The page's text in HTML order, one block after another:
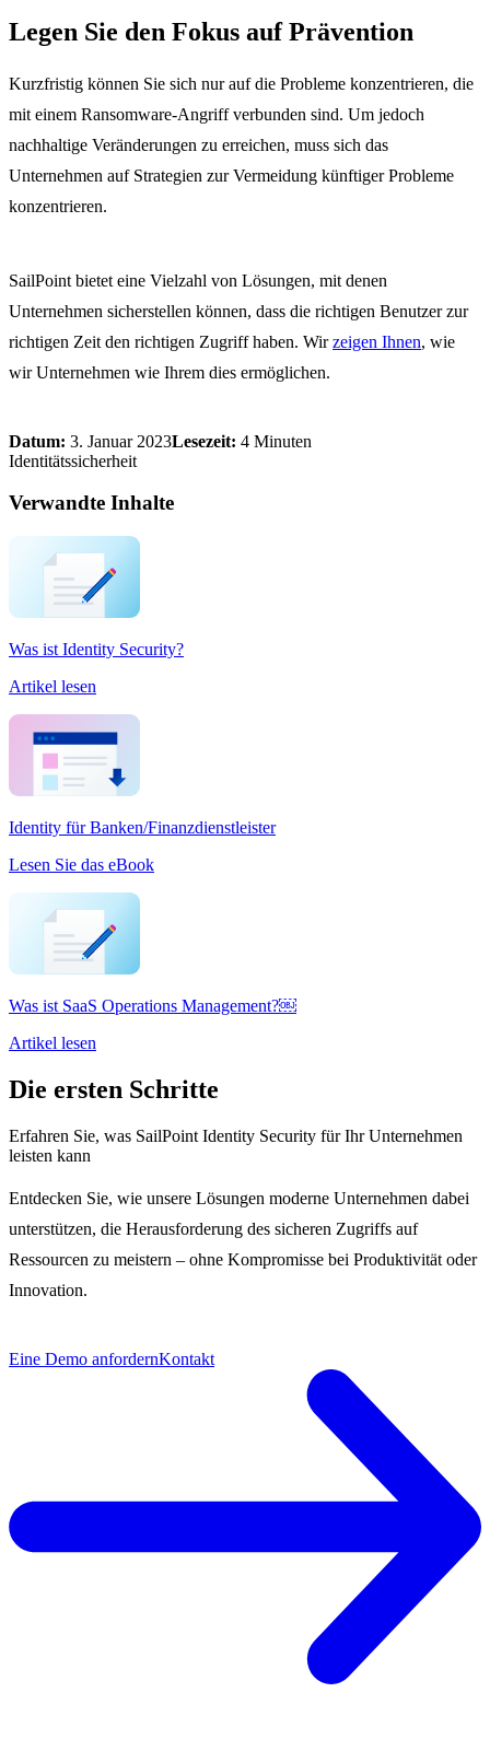
Legen Sie den Fokus auf Prävention
Kurzfristig können Sie sich nur auf die Probleme konzentrieren, die
mit einem Ransomware-Angriff verbunden sind. Um jedoch
nachhaltige Veränderungen zu erreichen, muss sich das
Unternehmen auf Strategien zur Vermeidung künftiger Probleme
konzentrieren.
SailPoint bietet eine Vielzahl von Lösungen, mit denen
Unternehmen sicherstellen können, dass die richtigen Benutzer zur
richtigen Zeit den richtigen Zugriff haben. Wirzeigen Ihnen, wie
wir Unternehmen wie Ihrem dies ermöglichen.
Datum: 3. Januar 2023Lesezeit: 4 Minuten
Identitätssicherheit
Verwandte Inhalte
Was ist Identity Security?
Artikel lesen
Identity für Banken/Finanzdienstleister
Lesen Sie das eBook
Was ist SaaS Operations Management?￼
Artikel lesen
Die ersten Schritte
Erfahren Sie, was SailPoint Identity Security für Ihr Unternehmen
leisten kann
Entdecken Sie, wie unsere Lösungen moderne Unternehmen dabei
unterstützen, die Herausforderung des sicheren Zugriffs auf
Ressourcen zu meistern – ohne Kompromisse bei Produktivität oder
Innovation.
Eine Demo anfordernKontakt